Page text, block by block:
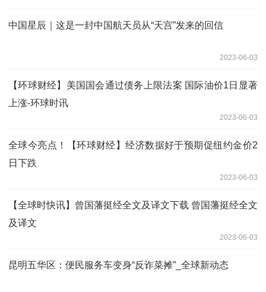
中国星辰｜这是一封中国航天员从“天宫”发来的回信
2023-06-03
【环球财经】美国国会通过债务上限法案 国际油价1日显著
上涨-环球时讯
2023-06-03
全球今亮点！【环球财经】经济数据好于预期促纽约金价2
日下跌
2023-06-03
【全球时快讯】曾国藩挺经全文及译文下载 曾国藩挺经全文
及译文
2023-06-03
昆明五华区：便民服务车变身“反诈菜摊”_全球新动态